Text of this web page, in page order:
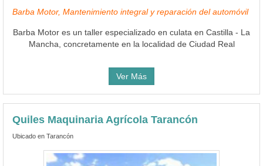
Barba Motor, Mantenimiento integral y reparación del automóvil
Barba Motor es un taller especializado en culata en Castilla - La
Mancha, concretamente en la localidad de Ciudad Real
Ver Más
Quiles Maquinaria Agrícola Tarancón
Ubicado en Tarancón